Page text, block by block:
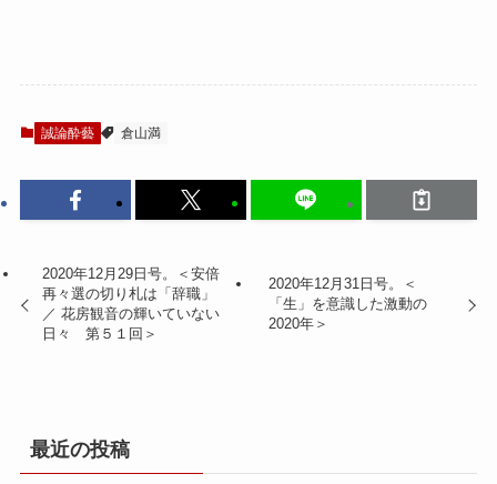
誠論酔藝 倉山満
2020年12月29日号。＜安倍
再々選の切り札は「辞職」
／ 花房観音の輝いていない
日々 第５１回＞
2020年12月31日号。＜
「生」を意識した激動の
2020年＞
最近の投稿